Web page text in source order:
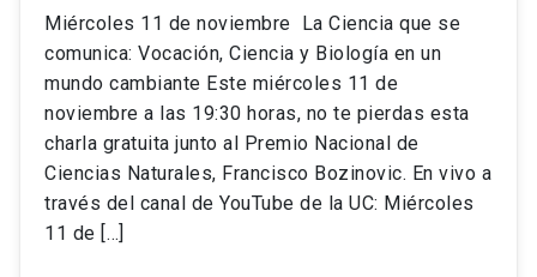
Miércoles 11 de noviembre La Ciencia que se
comunica: Vocación, Ciencia y Biología en un
mundo cambiante Este miércoles 11 de
noviembre a las 19:30 horas, no te pierdas esta
charla gratuita junto al Premio Nacional de
Ciencias Naturales, Francisco Bozinovic. En vivo a
través del canal de YouTube de la UC: Miércoles
11 de […]